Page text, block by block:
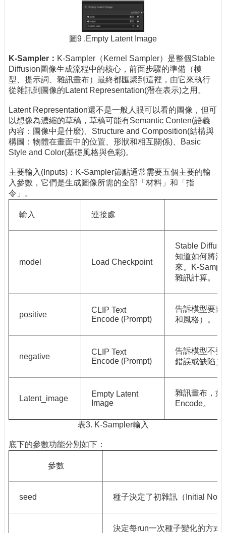
圖9 .Empty Latent Image
K-Sampler ： K-Sampler（Kernel Sampler）是整個Stable
Diffusion圖像生成流程中的核心，前面步驟的準備（模
型、提示詞、雜訊畫布）最終都匯聚到這裡，由它來執行
從雜訊到圖像的Latent Representation(潛在表示)之用。
Latent Representation還不是一般人眼可以看的圖像，但可
以想像為濃縮的草稿，草稿可能有Semantic Conten(語義
內容：圖像中是什麼)、Structure and Composition(結構與
構圖：物體在畫面中的位置、形狀和相互關係)、Basic
Style and Color(基礎風格與色彩)。
主要輸入(Inputs)：K-Sampler節點通常需要五個主要的輸
入參數，它們是生成圖像所需的全部「材料」和「指
令」。
輸入 連接處
model Load Checkpoint
Stable
知道如何將潛
來。K-
雜訊計算。
positive
CLIP Text
Encode (Prompt)
告訴模型要畫
和風格）。
negative
CLIP Text
Encode (Prompt)
告訴模型不要
錯誤或缺陷）
Latent_image
Empty Latent
Image
雜訊畫布，如
Encode。
表3. K-Sampler輸入
底下的參數功能分別如下：
參數
seed 種子決定了初雜訊（Initial
決定每run一次種子變化的方式